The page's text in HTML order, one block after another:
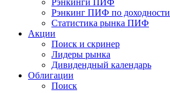
Рэнкинг ПИФ по доходности
Статистика рынка ПИФ
Акции
Поиск и скринер
Лидеры рынка
Дивидендный календарь
Облигации
Поиск